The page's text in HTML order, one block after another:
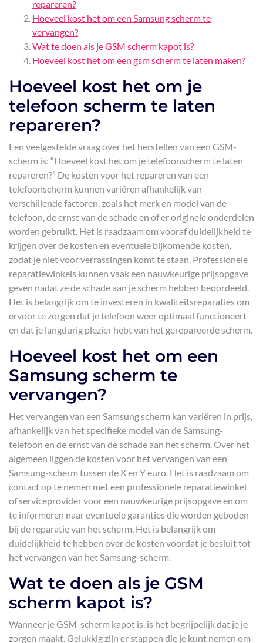
repareren?
Hoeveel kost het om een Samsung scherm te
vervangen?
Wat te doen als je GSM scherm kapot is?
Hoeveel kost het om een gsm scherm te laten maken?
Hoeveel kost het om je
telefoon scherm te laten
repareren?
Een veelgestelde vraag over het herstellen van een GSM-
scherm is: “Hoeveel kost het om je telefoonscherm te laten
repareren?” De kosten voor het repareren van een
telefoonscherm kunnen variëren afhankelijk van
verschillende factoren, zoals het merk en model van de
telefoon, de ernst van de schade en of er originele onderdelen
worden gebruikt. Het is raadzaam om vooraf duidelijkheid te
krijgen over de kosten en eventuele bijkomende kosten,
zodat je niet voor verrassingen komt te staan. Professionele
reparatiewinkels kunnen vaak een nauwkeurige prijsopgave
geven nadat ze de schade aan je scherm hebben beoordeeld.
Het is belangrijk om te investeren in kwaliteitsreparaties om
ervoor te zorgen dat je telefoon weer optimaal functioneert
en dat je langdurig plezier hebt van het gerepareerde scherm.
Hoeveel kost het om een
Samsung scherm te
vervangen?
Het vervangen van een Samsung scherm kan variëren in prijs,
afhankelijk van het specifieke model van de Samsung-
telefoon en de ernst van de schade aan het scherm. Over het
algemeen liggen de kosten voor het vervangen van een
Samsung-scherm tussen de X en Y euro. Het is raadzaam om
contact op te nemen met een professionele reparatiewinkel
of serviceprovider voor een nauwkeurige prijsopgave en om
te informeren naar eventuele garanties die worden geboden
bij de reparatie van het scherm. Het is belangrijk om
duidelijkheid te hebben over de kosten voordat je besluit tot
het vervangen van het Samsung-scherm.
Wat te doen als je GSM
scherm kapot is?
Wanneer je GSM-scherm kapot is, is het begrijpelijk dat je je
zorgen maakt. Gelukkig zijn er stappen die je kunt nemen om